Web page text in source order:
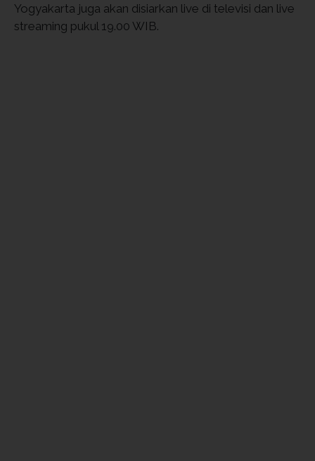
Yogyakarta juga akan disiarkan live di televisi dan live
streaming pukul 19.00 WIB.